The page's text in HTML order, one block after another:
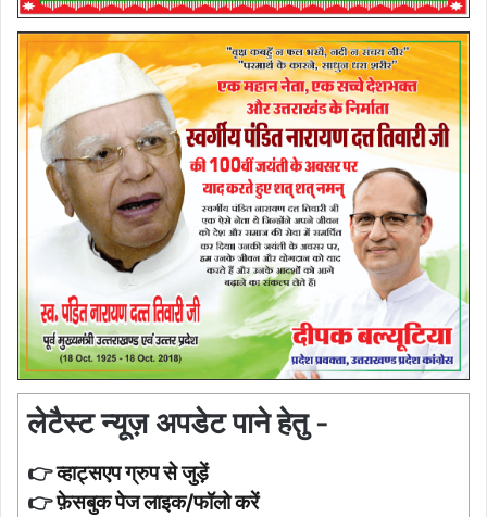
लेटैस्ट न्यूज़ अपडेट पाने हेतु -
👉व्हाट्सएप ग्रुप से जुड़ें
👉फ़ेसबुक पेज लाइक/फॉलो करें